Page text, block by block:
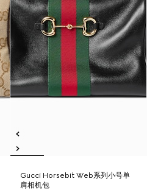
Gucci Horsebit Web系列小号单
肩相机包